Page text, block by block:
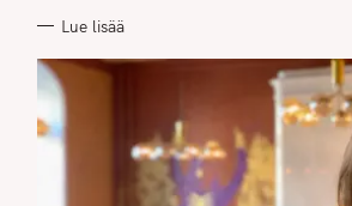
S
Lue lisää